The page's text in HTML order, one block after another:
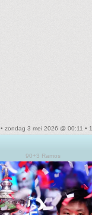
• zondag 3 mei 2026 @ 00:11 • 1
90+3 Ramos